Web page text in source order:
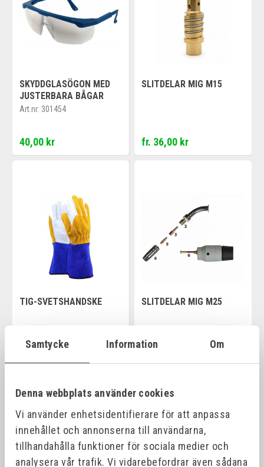
Samtycke Information Om
Denna webbplats använder cookies
Vi använder enhetsidentifierare för att anpassa
innehållet och annonserna till användarna,
tillhandahålla funktioner för sociala medier och
analysera vår trafik. Vi vidarebefordrar även sådana
SKYDDGLASÖGON MED
JUSTERBARA BÅGAR
Art.nr: 301454
40,00 kr
SLITDELAR MIG M15
fr. 36,00 kr
TIG-SVETSHANDSKE SLITDELAR MIG M25